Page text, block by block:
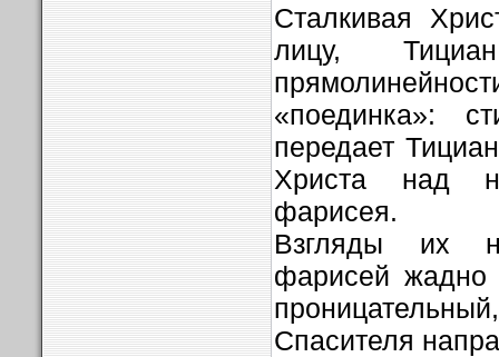
Сталкивая
лицу,
«поединка»:
передает
Христа над
фарисея.
Взгляды их
фарисей жадно
Спасителя